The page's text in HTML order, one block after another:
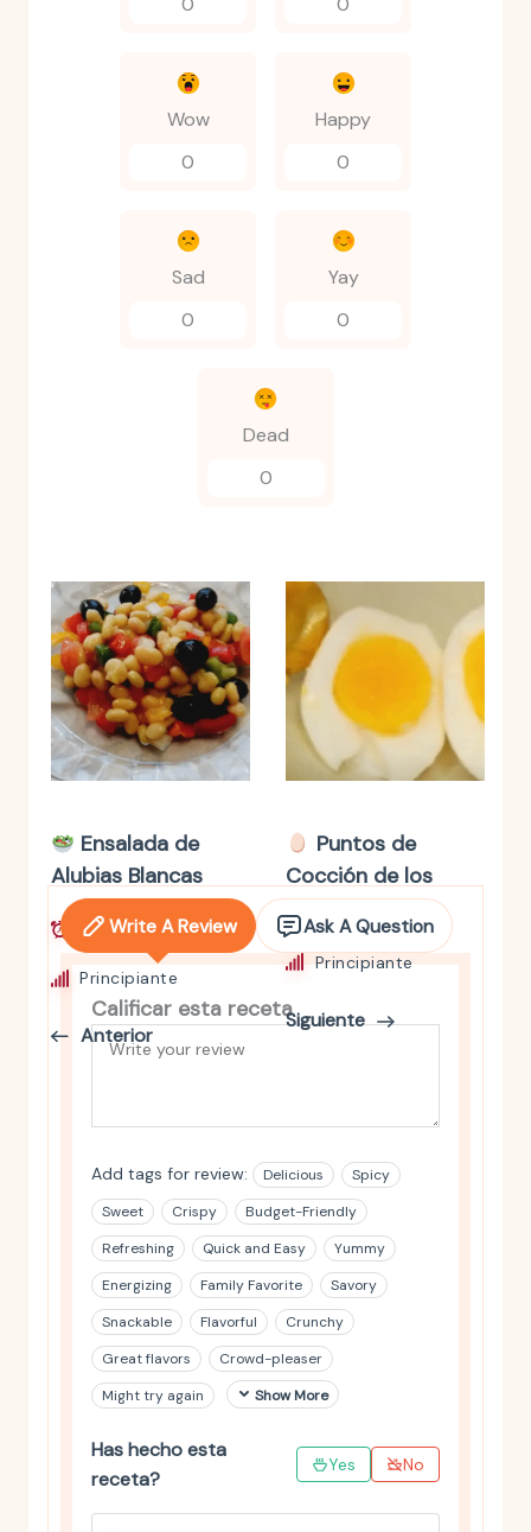
Wow
0
Happy
0
Sad
0
Yay
0
Dead
0
Ensalada de
Alubias Blancas
10 mins
Principiante
Anterior
Puntos de
Cocción de los
Huevos
Principiante
Siguiente
Write A Review Ask A Question
Calificar esta receta
Add tags for review: Delicious
Spicy
Sweet
Crispy
Budget-Friendly
Refreshing
Quick and Easy
Yummy
Energizing
Family Favorite
Savory
Snackable
Flavorful
Crunchy
Great flavors
Crowd-pleaser
Might try again
Show More
Has hecho esta
receta?
Yes No